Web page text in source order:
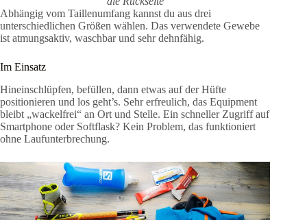
Abhängig vom Taillenumfang kannst du aus drei
unterschiedlichen Größen wählen. Das verwendete Gewebe
ist atmungsaktiv, waschbar und sehr dehnfähig.
Im Einsatz
Hineinschlüpfen, befüllen, dann etwas auf der Hüfte
positionieren und los geht’s. Sehr erfreulich, das Equipment
bleibt „wackelfrei“ an Ort und Stelle. Ein schneller Zugriff auf
Smartphone oder Softflask? Kein Problem, das funktioniert
ohne Laufunterbrechung.